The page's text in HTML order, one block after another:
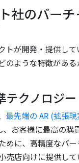
社のバーチ
トが開発・提供し
のような特徴があ
テクノロジー
最先端の AR (拡張
、お客様に最高の購
めに、高精度なバ
売店向けに提供して